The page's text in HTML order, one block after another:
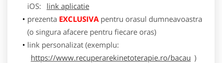
iOS:
link aplicatie
prezenta EXCLUSIVApentru orasul dumneavoastra
(o singura afacere pentru fiecare oras)
link personalizat (exemplu:
https://www.recuperarekinetoterapie.ro/bacau )